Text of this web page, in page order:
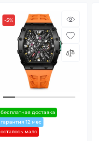
-5%
бесплатная доставка
гарантия 12 мес
осталось мало